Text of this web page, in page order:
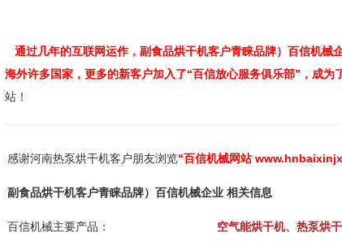
通过几年的互联网运作，副食品烘干机客户青睐品牌）百信机械
海外许多国家，更多的新客户加入了“百信放心服务俱乐部”，成为
站！
感谢河南热泵烘干机客户朋友浏览“百信机械网站
副食品烘干机客户青睐品牌）百信机械企业 相关信息
百信机械主要产品： 空气能烘干机、热泵烘